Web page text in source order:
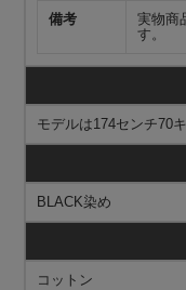
備考
実物商
す。
モデルは174センチ70
BLACK染め
コットン